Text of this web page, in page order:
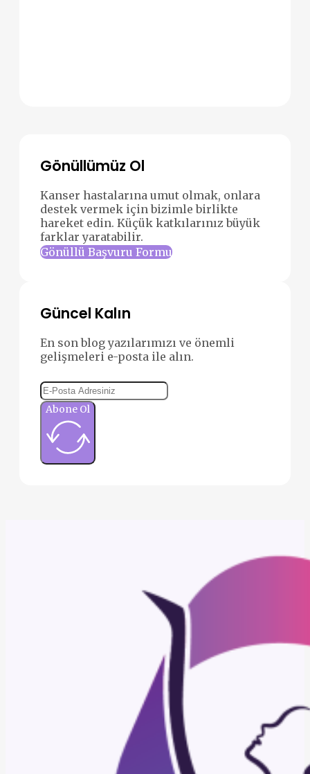
Gönüllümüz Ol
Kanser hastalarına umut olmak, onlara
destek vermek için bizimle birlikte
hareket edin. Küçük katkılarınız büyük
farklar yaratabilir.
Gönüllü Başvuru Formu
Güncel Kalın
En son blog yazılarımızı ve önemli
gelişmeleri e-posta ile alın.
Abone Ol